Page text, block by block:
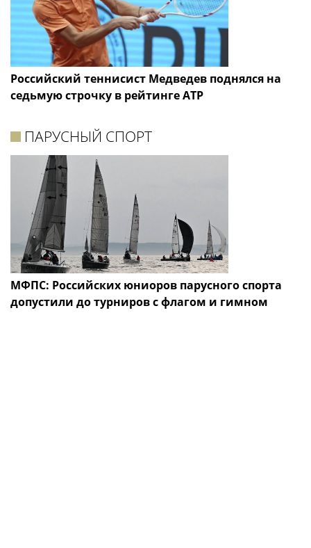
Российский теннисист Медведев поднялся на
седьмую строчку в рейтинге ATP
ПАРУСНЫЙ СПОРТ
МФПС: Российских юниоров парусного спорта
допустили до турниров с флагом и гимном